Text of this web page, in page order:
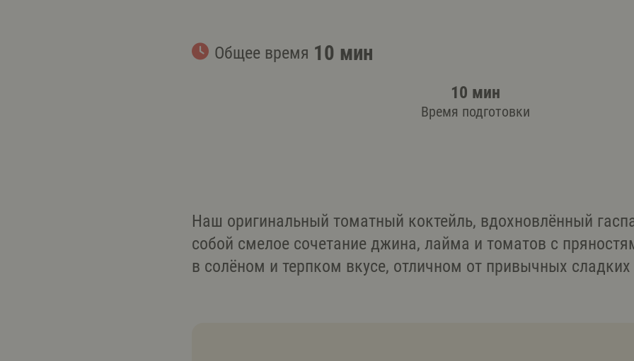
Общее время 10 мин
10 мин
Время подготовки
Наш оригинальный томатный коктейль, вдохновлённый
собой смелое сочетание джина, лайма и томатов с
в солёном и терпком вкусе, отличном от привычных